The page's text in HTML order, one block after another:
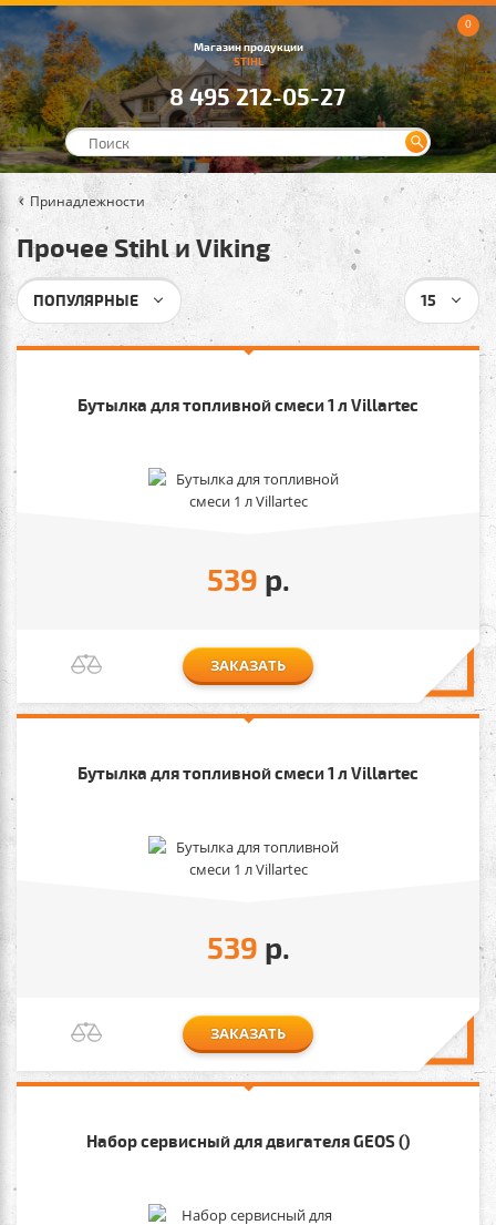
Магазин продукции
STIHL
8 495 212-05-27
0
Принадлежности
Прочее Stihl и Viking
ПОПУЛЯРНЫЕ 15
Бутылка для топливной смеси 1 л Villartec
539 р.
ЗАКАЗАТЬ
Бутылка для топливной смеси 1 л Villartec
539 р.
ЗАКАЗАТЬ
Набор сервисный для двигателя GEOS ()